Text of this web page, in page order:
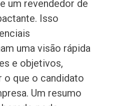
um revendedor de
Isso
uma visão rápida
e objetivos,
o que o candidato
Um resumo